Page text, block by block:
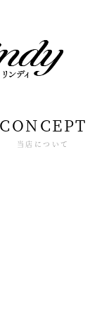
CONCEPT
当店について